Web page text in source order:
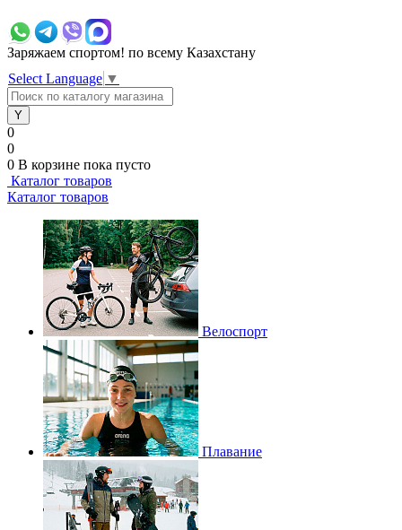
Заряжаем спортом! по всему Казахстану
Select Language ▼
0
0
0 В корзине пока пусто
Каталог товаров
Каталог товаров
Велоспорт
Плавание